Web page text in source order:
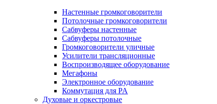
Настенные громкоговорители
Потолочные громкоговорители
Сабвуферы настенные
Сабвуферы потолочные
Громкоговорители уличные
Усилители трансляционные
Воспроизводящее оборудование
Мегафоны
Электронное оборудование
Коммутация для PA
Духовые и оркестровые